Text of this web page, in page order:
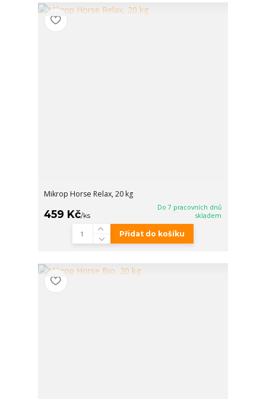
Mikrop Horse Relax, 20 kg
459 Kč/ks
Do 7 pracovních dnů
skladem
Přidat do košíku